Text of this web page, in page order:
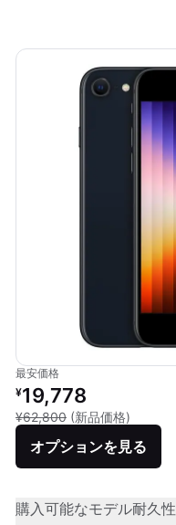
最安価格
リファービッシュ品の価格：
¥19,778
¥62,800 (新品価格)
オプションを見る
購入可能なモデル耐久性